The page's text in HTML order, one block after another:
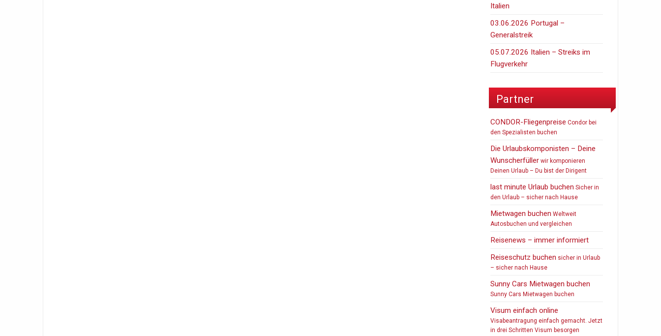
Italien
03.06.2026 Portugal –
Generalstreik
05.07.2026 Italien – Streiks im
Flugverkehr
Partner
CONDOR-Fliegenpreise Condor bei
den Spezialisten buchen
Die Urlaubskomponisten – Deine
Wunscherfüller wir komponieren
Deinen Urlaub – Du bist der Dirigent
last minute Urlaub buchen Sicher in
den Urlaub – sicher nach Hause
Mietwagen buchen Weltweit
Autosbuchen und vergleichen
Reisenews – immer informiert
Reiseschutz buchen sicher in Urlaub
– sicher nach Hause
Sunny Cars Mietwagen buchen
Sunny Cars Mietwagen buchen
Visum einfach online
Visabeantragung einfach gemacht. Jetzt
in drei Schritten Visum besorgen